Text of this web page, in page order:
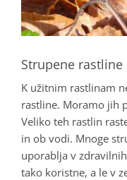
Strupene rastline
K užitnim rastlinam
rastline. Moramo jih
Veliko teh rastlin
in ob vodi. Mnoge
uporablja v
tako koristne, a le v